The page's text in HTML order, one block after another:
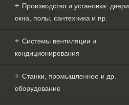
Производство и установка: двери,
окна, полы, сантехника и пр.
Системы вентиляции и
кондиционирования
Станки, промышленное и др.
оборудование